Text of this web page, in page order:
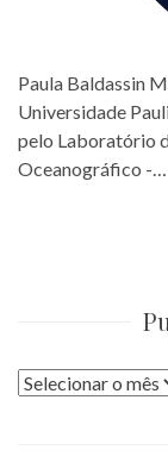
Paula Baldassin
Universidade
pelo Laboratório
Oceanográfico -…
Publicações